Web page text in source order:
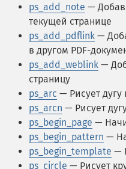
ps_add_note —
текущей странице
ps_add_pdflink —
в другом PDF-
ps_add_weblink —
страницу
ps_arc — Рисует дугу
ps_arcn — Рисует
ps_begin_page —
ps_begin_pattern —
ps_begin_template —
ps_circle — Рисует